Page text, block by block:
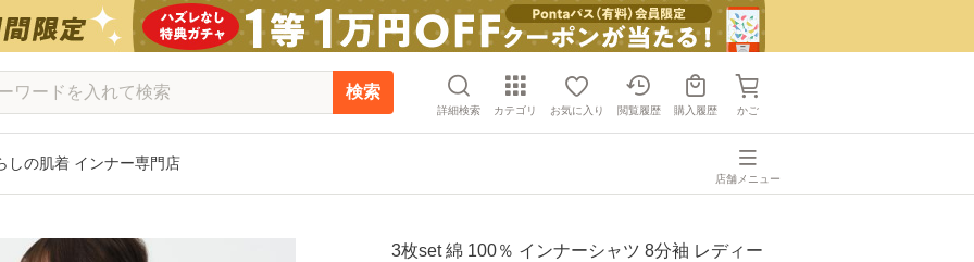
検索
詳細検索 カテゴリ お気に入り 閲覧履歴 購入履歴 かご
しの肌着 インナー専門店
店舗メニュー
3枚set 綿 100％ インナーシャツ 8分袖 レディー